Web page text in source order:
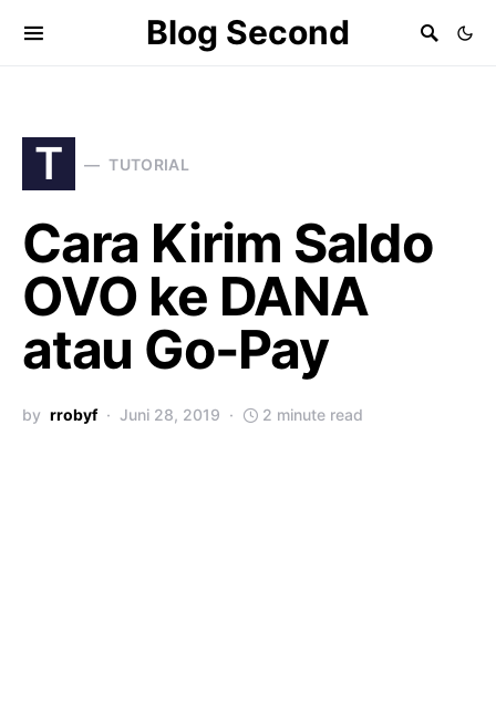
Blog Second
T TUTORIAL
Cara Kirim Saldo
OVO ke DANA
atau Go-Pay
by rrobyf Juni 28, 2019 2 minute read